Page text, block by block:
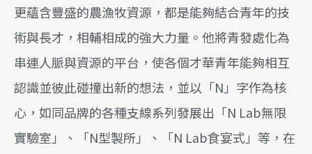
更蘊含豐盛的農漁牧資源，都是能夠結合青年的技
術與長才，相輔相成的強大力量。他將青發處化為
串連人脈與資源的平台，使各個才華青年能夠相互
認識並彼此碰撞出新的想法，並以「N」字作為核
心，如同品牌的各種支線系列發展出「N Lab無限
實驗室」、「N型製所」、「N Lab食宴式」等，在